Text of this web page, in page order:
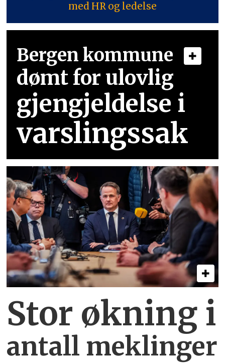
med HR og ledelse
Bergen kommune
dømt for ulovlig
gjengjeldelse i
varslingssak
Stor økning i
antall meklinger